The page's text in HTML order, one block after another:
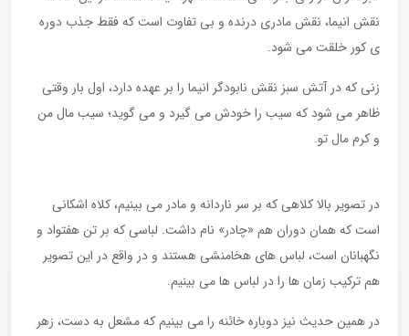
نقش انیما، نقش مادری درنده و بی تفاوت است که فقط جذب دوره
ی کور خلقت می شود.
زنی که در آتش سبز نقش نابودگر انیما را بر عهده دارد، اول بار وقتی
ظاهر می شود که سیب را خودش می گیرد و می گوید؛ سیب مال من
و کرم مال تو.
در تصویر بالا کلاهی که بر سر ناردانه و مادر می بینیم، کلاه اشکانی
است که همان دوران هم «چادر» نام داشت. لباسی که بر تن هفتواد و
نگهبانان است، لباس های هخامنشی هستند و در واقع در این تصویر
هم ترکیب زمان ها را در لباس ها می بینیم.
در همین حدیث نیز دوباره خائنه را می بینیم که مشعل به دست، زهر